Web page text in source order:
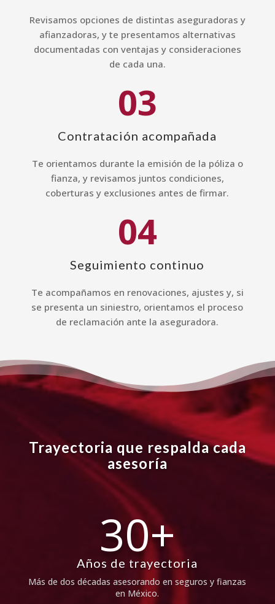
Revisamos opciones de distintas aseguradoras y
afianzadoras, y te presentamos alternativas
documentadas con ventajas y consideraciones
de cada una.
03
Contratación acompañada
Te orientamos durante la emisión de la póliza o
fianza, y revisamos juntos condiciones,
coberturas y exclusiones antes de firmar.
04
Seguimiento continuo
Te acompañamos en renovaciones, ajustes y, si
se presenta un siniestro, orientamos el proceso
de reclamación ante la aseguradora.
Trayectoria que respalda cada
asesoría
30+
Años de trayectoria
Más de dos décadas asesorando en seguros y fianzas
en México.